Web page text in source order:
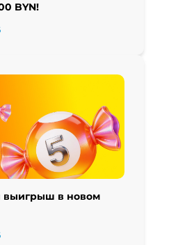
BYN!
выигрыш в новом